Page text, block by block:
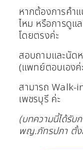
หากต้องการคำ
ไหม หรือการดูแ
โดยตรงค่ะ
สอบถามและนัด
(แพทย์ตอบเองค่
สามารถ Walk-
เพชรบุรี ค่ะ
(บทความนี้ได้รับ
พญ.ภัทรปภา ตั้ง